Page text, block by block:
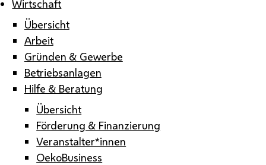
Wirtschaft
Übersicht
Arbeit
Gründen & Gewerbe
Betriebsanlagen
Hilfe & Beratung
Übersicht
Förderung & Finanzierung
Veranstalter*innen
OekoBusiness